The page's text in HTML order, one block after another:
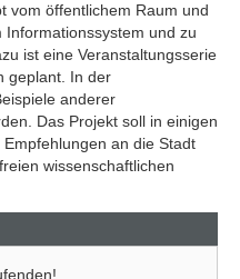
vom öffentlichem Raum und
und zu
ist eine Veranstaltungsserie
geplant. In der
anderer
Das Projekt soll in einigen
an die Stadt
wissenschaftlichen